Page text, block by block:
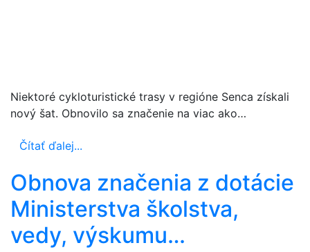
Niektoré cykloturistické trasy v regióne Senca získali
nový šat. Obnovilo sa značenie na viac ako…
Čítať ďalej...
Obnova značenia z dotácie
Ministerstva školstva,
vedy, výskumu…